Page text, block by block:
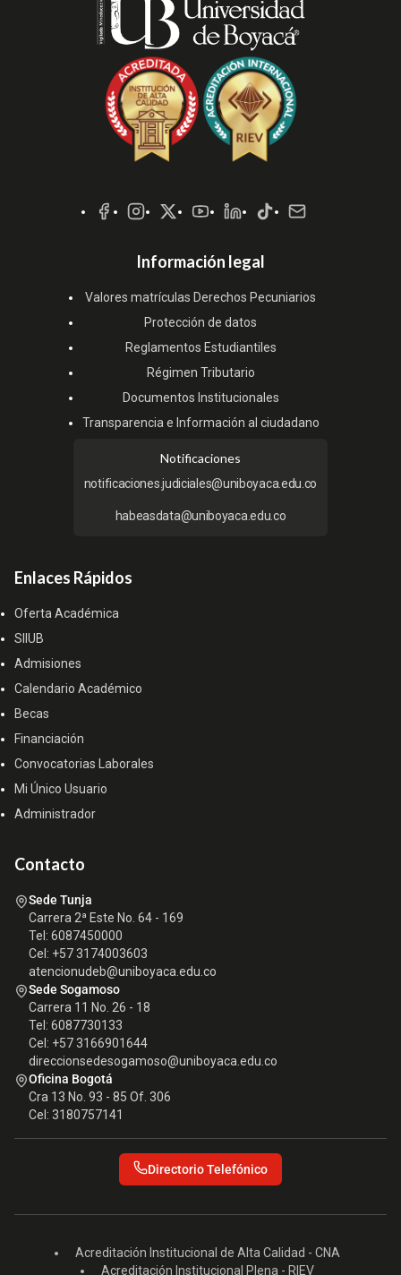
Sociales
Información legal
Valores matrículas Derechos Pecuniarios
Protección de datos
Reglamentos Estudiantiles
Régimen Tributario
Documentos Institucionales
Transparencia e Información al ciudadano
Notificaciones
notificaciones.judiciales@uniboyaca.edu.co
habeasdata@uniboyaca.edu.co
Enlaces Rápidos
Oferta Académica
SIIUB
Admisiones
Calendario Académico
Becas
Financiación
Convocatorias Laborales
Mi Único Usuario
Administrador
Contacto
Sede Tunja
Carrera 2ª Este No. 64 - 169
Tel: 6087450000
Cel: +57 3174003603
atencionudeb@uniboyaca.edu.co
Sede Sogamoso
Carrera 11 No. 26 - 18
Tel: 6087730133
Cel: +57 3166901644
direccionsedesogamoso@uniboyaca.edu.co
Oficina Bogotá
Cra 13 No. 93 - 85 Of. 306
Cel: 3180757141
Directorio Telefónico
Acreditación Institucional de Alta Calidad - CNA
Acreditación Institucional Plena - RIEV